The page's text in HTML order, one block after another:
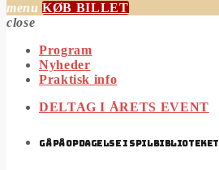
menu KØB BILLET
close
Program
Nyheder
Praktisk info
DELTAG I ÅRETS EVENT
GÅ PÅ OPDAGELSE I SPILBIBLIOTEKET